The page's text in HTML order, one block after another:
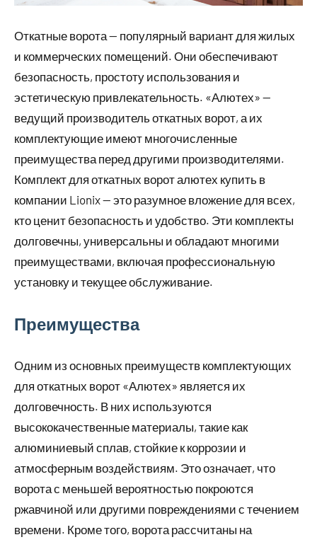
Откатные ворота — популярный вариант для жилых
и коммерческих помещений. Они обеспечивают
безопасность, простоту использования и
эстетическую привлекательность. «Алютех» —
ведущий производитель откатных ворот, а их
комплектующие имеют многочисленные
преимущества перед другими производителями.
Комплект для откатных ворот алютех купить в
компании Lionix — это разумное вложение для всех,
кто ценит безопасность и удобство. Эти комплекты
долговечны, универсальны и обладают многими
преимуществами, включая профессиональную
установку и текущее обслуживание.
Преимущества
Одним из основных преимуществ комплектующих
для откатных ворот «Алютех» является их
долговечность. В них используются
высококачественные материалы, такие как
алюминиевый сплав, стойкие к коррозии и
атмосферным воздействиям. Это означает, что
ворота с меньшей вероятностью покроются
ржавчиной или другими повреждениями с течением
времени. Кроме того, ворота рассчитаны на